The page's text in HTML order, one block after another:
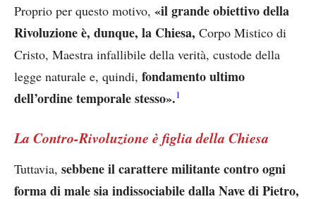
Proprio per questo motivo, «il grande obiettivo della
Rivoluzione è, dunque, la Chiesa, Corpo Mistico di
Cristo, Maestra infallibile della verità, custode della
legge naturale e, quindi, fondamento ultimo
dell’ordine temporale stesso».1
La Contro-Rivoluzione è figlia della Chiesa
Tuttavia, sebbene il carattere militante contro ogni
forma di male sia indissociabile dalla Nave di Pietro,